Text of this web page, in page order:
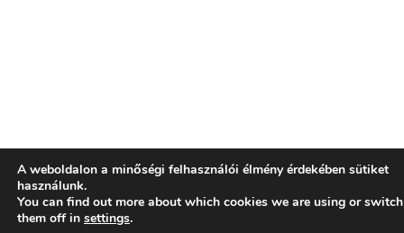
A weboldalon a minőségi felhasználói élmény érdekében sütiket
használunk.
You can find out more about which cookies we are using or switch
them off in settings.